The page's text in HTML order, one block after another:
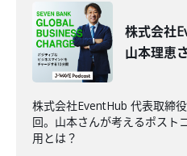
株式会社
山本理恵
株式会社EventHub 代表取締
回。山本さんが考えるポスト
用とは？